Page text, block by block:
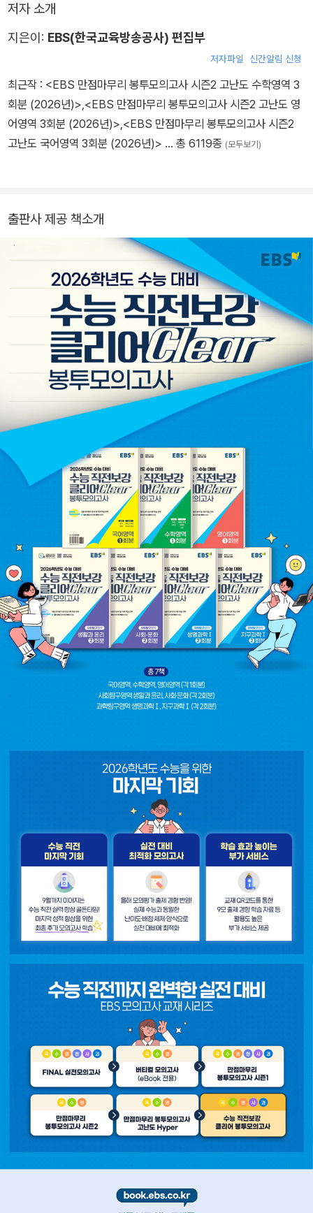
저자 소개
지은이: EBS(한국교육방송공사) 편집부
저자파일 신간알림 신청
최근작 : <EBS 만점마무리 봉투모의고사 시즌2 고난도 수학영역 3
회분 (2026년)>,<EBS 만점마무리 봉투모의고사 시즌2 고난도 영
어영역 3회분 (2026년)>,<EBS 만점마무리 봉투모의고사 시즌2
고난도 국어영역 3회분 (2026년)> … 총 6119종 (모두보기)
출판사 제공 책소개